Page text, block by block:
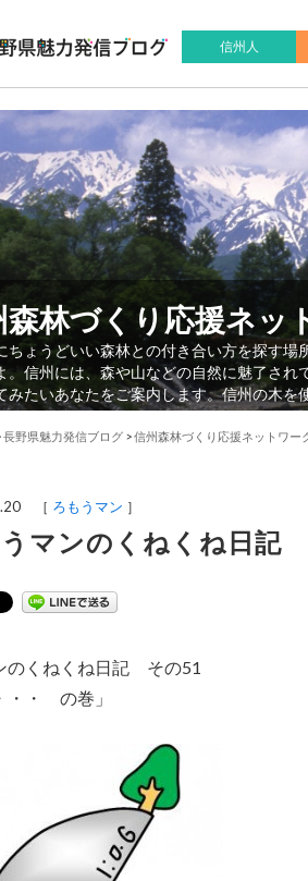
信州人
森林づくり応援ネッ
ちょうどいい森林との付き合い方を探す
。信州には、森や山などの自然に魅了さ
みたいあなたをご案内します。信州の木を
長野県魅力発信ブログ >信州森林づくり応援ネットワー
［ ろもうマン ］
マンのくねくね日記
のくねくね日記 その51
・・ の巻」